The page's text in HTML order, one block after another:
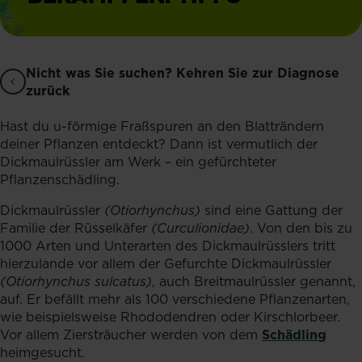
Nicht was Sie suchen? Kehren Sie zur Diagnose
zurück
Hast du u-förmige Fraßspuren an den Blatträndern
deiner Pflanzen entdeckt? Dann ist vermutlich der
Dickmaulrüssler am Werk – ein gefürchteter
Pflanzenschädling.
Dickmaulrüssler (Otiorhynchus) sind eine Gattung der
Familie der Rüsselkäfer (Curculionidae). Von den bis zu
1000 Arten und Unterarten des Dickmaulrüsslers tritt
hierzulande vor allem der Gefurchte Dickmaulrüssler
(Otiorhynchus sulcatus), auch Breitmaulrüssler genannt,
auf. Er befällt mehr als 100 verschiedene Pflanzenarten,
wie beispielsweise Rhododendren oder Kirschlorbeer.
Vor allem Ziersträucher werden von dem Schädling
heimgesucht.